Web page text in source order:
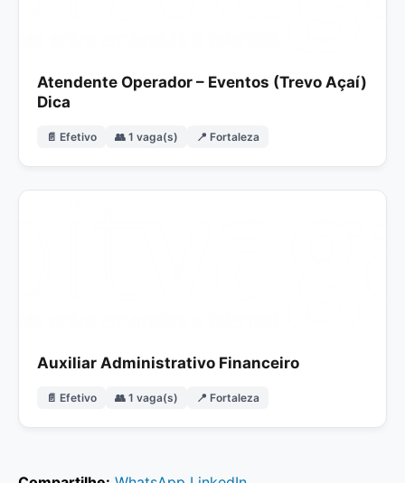
Atendente Operador – Eventos (Trevo Açaí)
Dica
📄 Efetivo 👥 1 vaga(s) 📍 Fortaleza
Auxiliar Administrativo Financeiro
📄 Efetivo 👥 1 vaga(s) 📍 Fortaleza